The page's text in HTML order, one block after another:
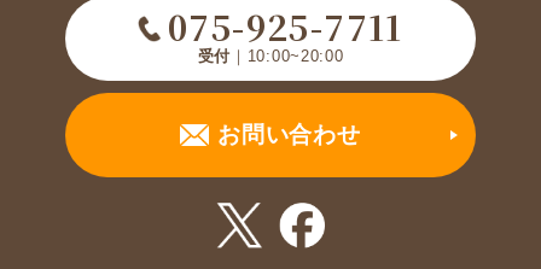
075-925-7711
受付 ｜10:00~20:00
お問い合わせ